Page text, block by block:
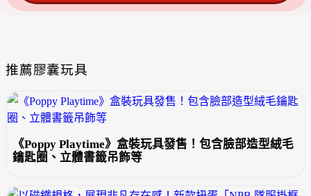
推薦膠囊玩具
《Poppy Playtime》盒裝玩具發售！包含臉部造型絨毛
鑰匙圈、立體書籤吊飾等